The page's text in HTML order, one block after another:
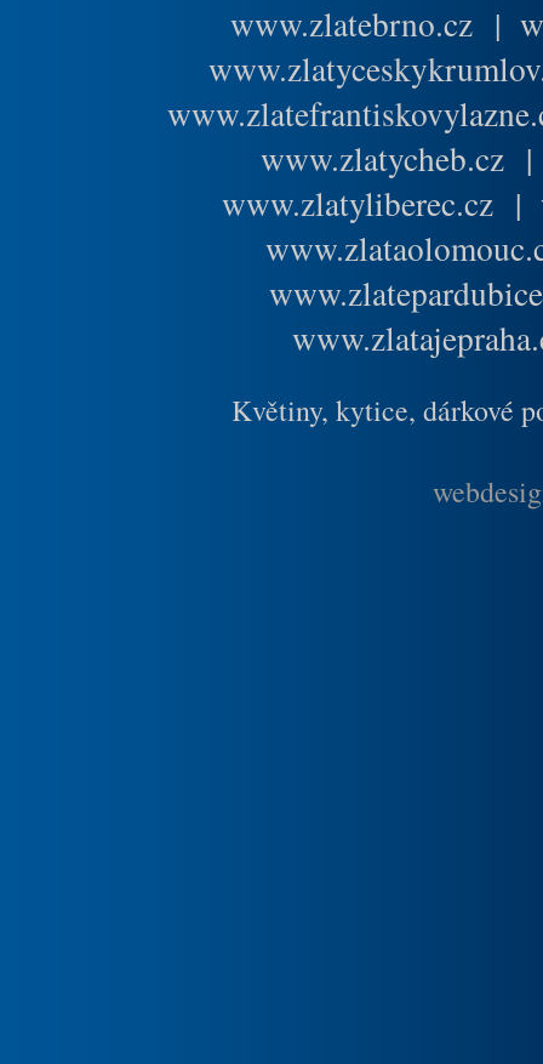
www.zlatebrno.cz |
www.zlatycheb.cz
www.zlatyliberec.cz |
Květiny, kytice, dárkové